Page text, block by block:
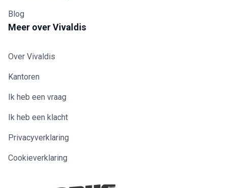
Blog
Meer over Vivaldis
Over Vivaldis
Kantoren
Ik heb een vraag
Ik heb een klacht
Privacyverklaring
Cookieverklaring